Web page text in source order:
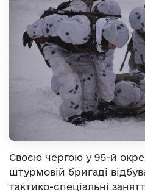
Своєю чергою у 95-й
штурмовій бригаді
тактико-спеціальні